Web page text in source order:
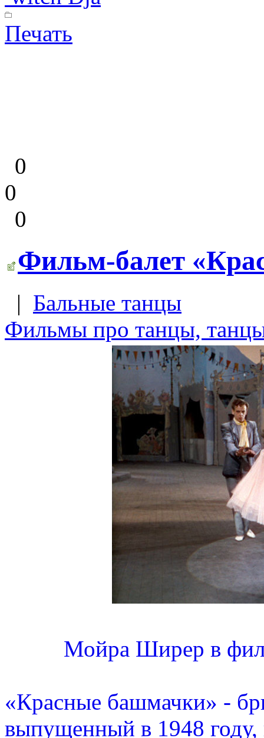
Печать
0
0
0
Фильм-балет
| Бальные танцы
Фильмы про танцы,
Мойра Ширер в
«Красные башмачки» -
выпущенный в 1948 году,